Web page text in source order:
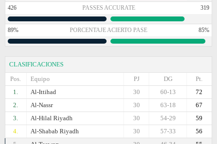
426 PASSES ACCURATE 319
89% PORCENTAJE ACIERTO PASE 85%
CLASIFICACIONES
Pos.
Equipo Pt.
DG
PJ
1.
Al-Ittihad 72
60-13
30
2.
Al-Nassr 67
63-18
30
3.
Al-Hilal Riyadh 59
54-29
30
4.
Al-Shabab Riyadh 56
57-33
30